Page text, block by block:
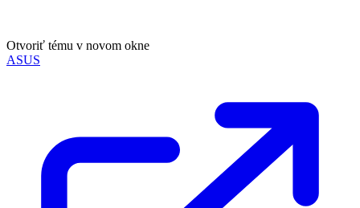
Otvoriť tému v novom okne
ASUS